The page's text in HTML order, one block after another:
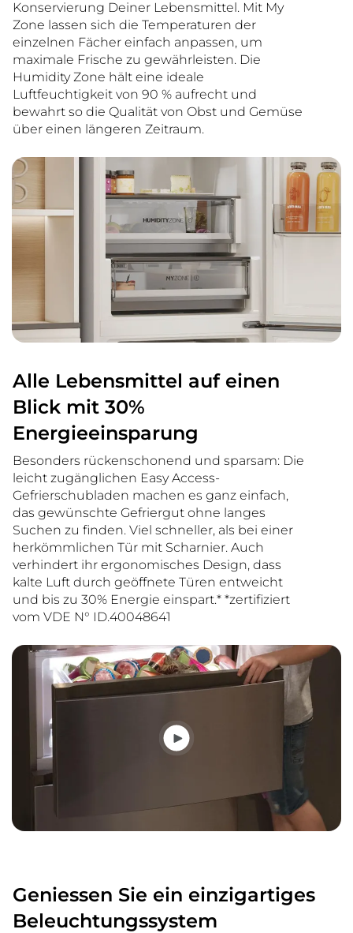
Konservierung Deiner Lebensmittel. Mit My
Zone lassen sich die Temperaturen der
einzelnen Fächer einfach anpassen, um
maximale Frische zu gewährleisten. Die
Humidity Zone hält eine ideale
Luftfeuchtigkeit von 90 % aufrecht und
bewahrt so die Qualität von Obst und Gemüse
über einen längeren Zeitraum.
Alle Lebensmittel auf einen
Blick mit 30%
Energieeinsparung
Besonders rückenschonend und sparsam: Die
leicht zugänglichen Easy Access-
Gefrierschubladen machen es ganz einfach,
das gewünschte Gefriergut ohne langes
Suchen zu finden. Viel schneller, als bei einer
herkömmlichen Tür mit Scharnier. Auch
verhindert ihr ergonomisches Design, dass
kalte Luft durch geöffnete Türen entweicht
und bis zu 30% Energie einspart.* *zertifiziert
vom VDE N° ID.40048641
Geniessen Sie ein einzigartiges
Beleuchtungssystem